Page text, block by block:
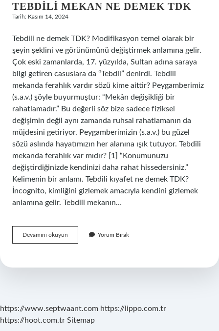
TEBDILI MEKAN NE DEMEK TDK
Tarih: Kasım 14, 2024
Tebdili ne demek TDK? Modifikasyon temel olarak bir
şeyin şeklini ve görünümünü değiştirmek anlamına gelir.
Çok eski zamanlarda, 17. yüzyılda, Sultan adına saraya
bilgi getiren casuslara da “Tebdil” denirdi. Tebdili
mekanda ferahlık vardır sözü kime aittir? Peygamberimiz
(s.a.v.) şöyle buyurmuştur: “Mekân değişikliği bir
rahatlamadır.” Bu değerli söz bize sadece fiziksel
değişimin değil aynı zamanda ruhsal rahatlamanın da
müjdesini getiriyor. Peygamberimizin (s.a.v.) bu güzel
sözü aslında hayatımızın her alanına ışık tutuyor. Tebdili
mekanda ferahlık var mıdır? [1] “Konumunuzu
değiştirdiğinizde kendinizi daha rahat hissedersiniz.”
Kelimenin bir anlamı. Tebdili kıyafet ne demek TDK?
İncognito, kimliğini gizlemek amacıyla kendini gizlemek
anlamına gelir. Tebdili mekanın…
Devamını okuyun
Mekan
Tdk
Yorum Bırak
https://www.septwaant.com https://lippo.com.tr
https://hoot.com.tr Sitemap